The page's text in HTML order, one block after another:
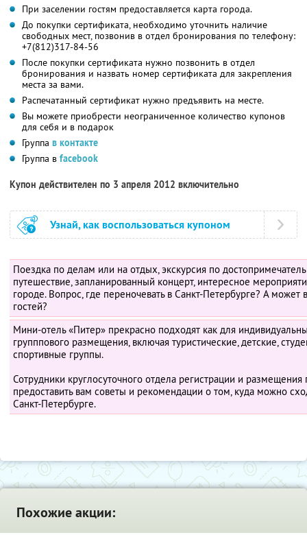
При заселении гостям предоставляется карта города.
До покупки сертификата, необходимо уточнить наличие
свободных мест, позвонив в отдел бронирования по телефону:
+7(812)317-84-56
После покупки сертификата нужно позвонить в отдел
бронирования и назвать номер сертификата для закрепления
места за вами.
Распечатанный сертификат нужно предъявить на месте.
Вы можете приобрести неограниченное количество купонов
для себя и в подарок
Группа в контакте
Группа в facebook
Купон действителен по 3 апреля 2012 включительно
Узнай, как воспользоваться купоном
Поездка по делам или на отдых, экскурсия по
путешествие, запланированный концерт, интересное
городе. Вопрос, где переночевать в Санкт-Петербурге? А может
гостей?
Мини-отель «Питер» прекрасно подходят как для
групппового размещения, включая туристические, детские,
спортивные группы.
Сотрудники круглосуточного отдела регистрации и размещения
предоставить вам советы и рекомендации о том, куда можно
Санкт-Петербурге.
Похожие акции: